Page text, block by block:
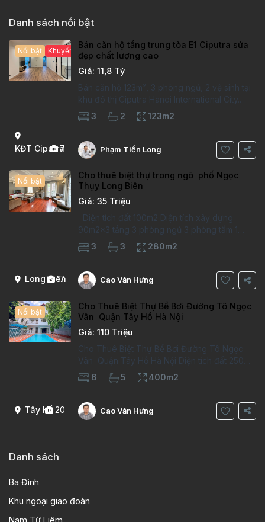
Danh sách nổi bật
KĐT Ciputra
7
Nổi bật Khuyến mại hấp dẫn
Bán căn hộ tầng trung tòa E1 Ciputra sửa
đẹp chất lượng cao
Giá: 11,8 Tỷ
Bán căn hộ 123m², 3 phòng ngủ, 2 vệ sinh tại
khu đô thị Ciputra Hanoi International City.
Căn hộ đã sửa mới kỹ, chất lượng cao, sàn
gỗ, bếp hiện đại, không gian thoáng sáng.
Thông tin căn hộ: Diện tích:
3 2 123m2
Phạm Tiến Long
Long Biên
17
Nổi bật
Cho thuê biệt thự trong ngõ phố Ngọc
Thụy Long Biên
Giá: 35 Triệu
Diện tích đất 100m2 Diện tích xây dựng
90m2x3 tầng 3 phòng ngủ 3 phòng tắm 1
phòng làm việc Vị trí ý tưởng 10 phút đi bộ tới
trường việt pháp Ngôi nhà được thiết kế theo
kiểu phát cổ,trong khu dân
3 3 280m2
Cao Văn Hưng
Tây Hồ20
Nổi bật
Cho Thuê Biệt Thự Bể Bơi Đường Tô Ngọc
Vân Quận Tây Hồ Hà Nội
Giá: 110 Triệu
Cho Thuê Biệt Thự Bể Bơi Đường Tô Ngọc
Vân Quận Tây Hồ Hà Nội Diện tích đất 250m2
Diện tích xây dựng 100m2 Xây 4 tầng, 6
phòng ngủ 5 phòng tắm Tầng 1, , phòng
khách , phòng bếp-1wc Tầng 2, 2 phòng
6 5 400m2
Cao Văn Hưng
Danh sách
Ba Đình
Khu ngoại giao đoàn